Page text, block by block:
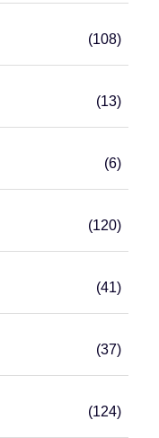
(108)
(13)
(6)
(120)
(41)
(37)
(124)